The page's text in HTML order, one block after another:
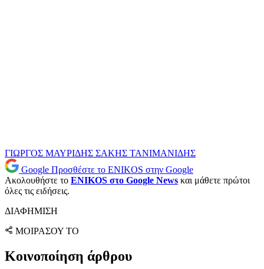
ΓΙΩΡΓΟΣ ΜΑΥΡΙΔΗΣ ΣΑΚΗΣ ΤΑΝΙΜΑΝΙΔΗΣ
Google Προσθέστε το ENIKOS στην Google
Ακολουθήστε το ENIKOS στο Google News και μάθετε πρώτοι
όλες τις ειδήσεις.
ΔΙΑΦΗΜΙΣΗ
ΜΟΙΡΑΣΟΥ ΤΟ
Κοινοποίηση άρθρου